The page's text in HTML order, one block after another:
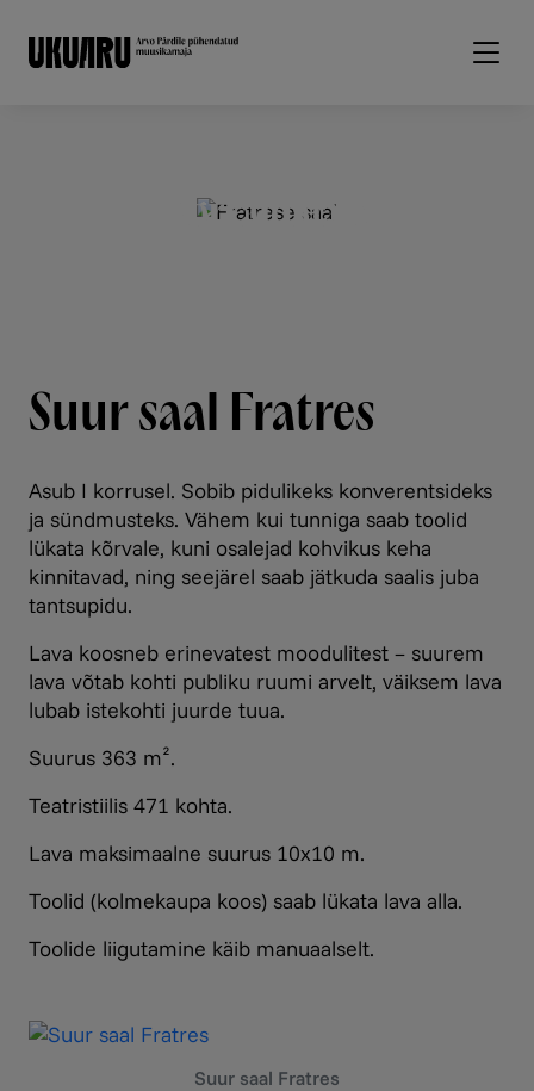
Korraldajale
Suur saal Fratres
Asub I korrusel. Sobib pidulikeks konverentsideks
ja sündmusteks. Vähem kui tunniga saab toolid
lükata kõrvale, kuni osalejad kohvikus keha
kinnitavad, ning seejärel saab jätkuda saalis juba
tantsupidu.
Lava koosneb erinevatest moodulitest – suurem
lava võtab kohti publiku ruumi arvelt, väiksem lava
lubab istekohti juurde tuua.
Suurus 363 m².
Teatristiilis 471 kohta.
Lava maksimaalne suurus 10x10 m.
Toolid (kolmekaupa koos) saab lükata lava alla.
Toolide liigutamine käib manuaalselt.
Suur saal Fratres